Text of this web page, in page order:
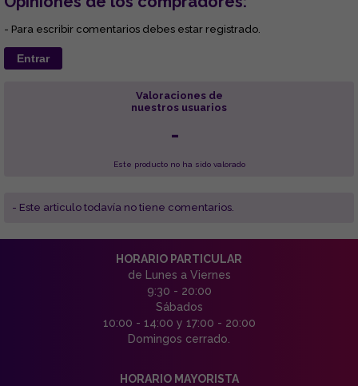
- Para escribir comentarios debes estar registrado.
Entrar
Valoraciones de
nuestros usuarios
-
Este producto no ha sido valorado
- Este articulo todavía no tiene comentarios.
HORARIO PARTICULAR
de Lunes a Viernes
9:30 - 20:00
Sábados
10:00 - 14:00 y 17:00 - 20:00
Domingos cerrado.
HORARIO MAYORISTA